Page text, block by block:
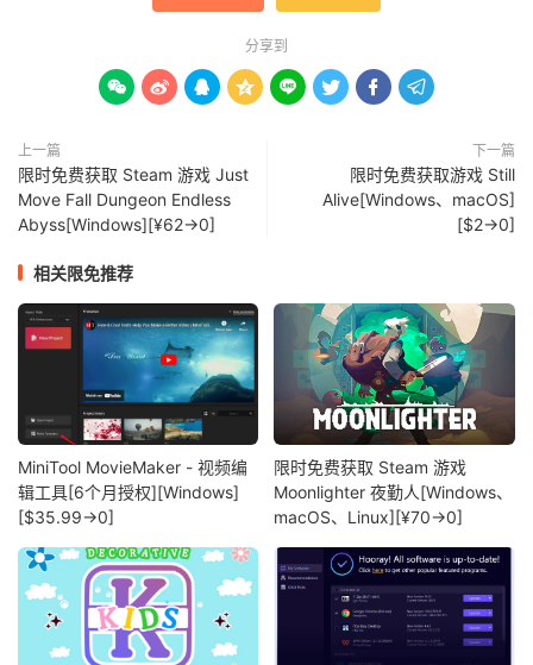
分享到
       
上一篇
限时免费获取 Steam 游戏 Just
Move Fall Dungeon Endless
Abyss[Windows][¥62→0]
下一篇
限时免费获取游戏 Still
Alive[Windows、macOS]
[$2→0]
相关限免推荐
MiniTool MovieMaker - 视频编
辑工具[6个月授权][Windows]
[$35.99→0]
限时免费获取 Steam 游戏
Moonlighter 夜勤人[Windows、
macOS、Linux][¥70→0]